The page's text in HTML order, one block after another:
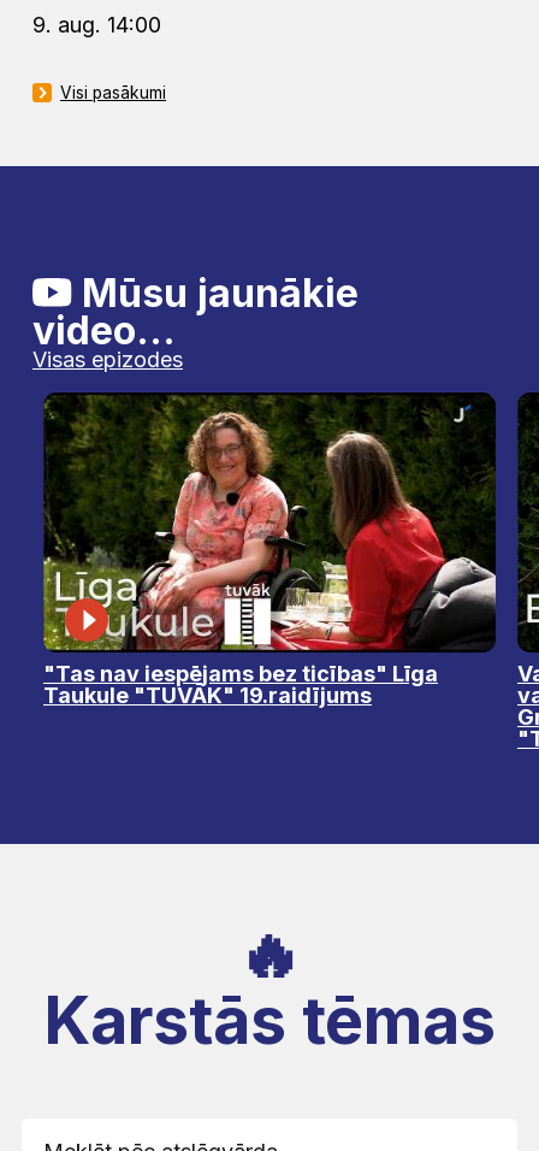
9. aug. 14:00
Visi pasākumi
Mūsu jaunākie
video...
Visas epizodes
"Tas nav iespējams bez ticības" Līga
Taukule "TUVĀK" 19.raidījums
🔥
Karstās tēmas